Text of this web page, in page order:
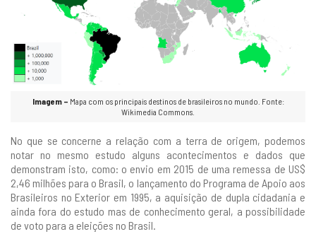
Imagem – Mapa com os principais destinos de brasileiros no mundo. Fonte:
Wikimedia Commons.
No que se concerne a relação com a terra de origem, podemos
notar no mesmo estudo alguns acontecimentos e dados que
demonstram isto, como: o envio em 2015 de uma remessa de US$
2,46 milhões para o Brasil, o lançamento do Programa de Apoio aos
Brasileiros no Exterior em 1995, a aquisição de dupla cidadania e
ainda fora do estudo mas de conhecimento geral, a possibilidade
de voto para a eleições no Brasil.